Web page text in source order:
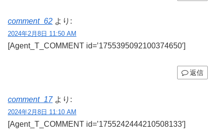
comment_62 より:
2024年2月8日 11:50 AM
[Agent_T_COMMENT id=’1755395092100374650′]
返信
comment_17 より:
2024年2月8日 11:10 AM
[Agent_T_COMMENT id=’1755242444210508133′]